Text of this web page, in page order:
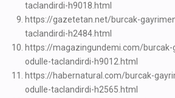
taclandirdi-h9018.html
https://gazetetan.net/burcak-
taclandirdi-h2484.html
https://magazingundemi.com/burcak-
odulle-taclandirdi-h9012.html
https://habernatural.com/burcak-
odulle-taclandirdi-h2565.html